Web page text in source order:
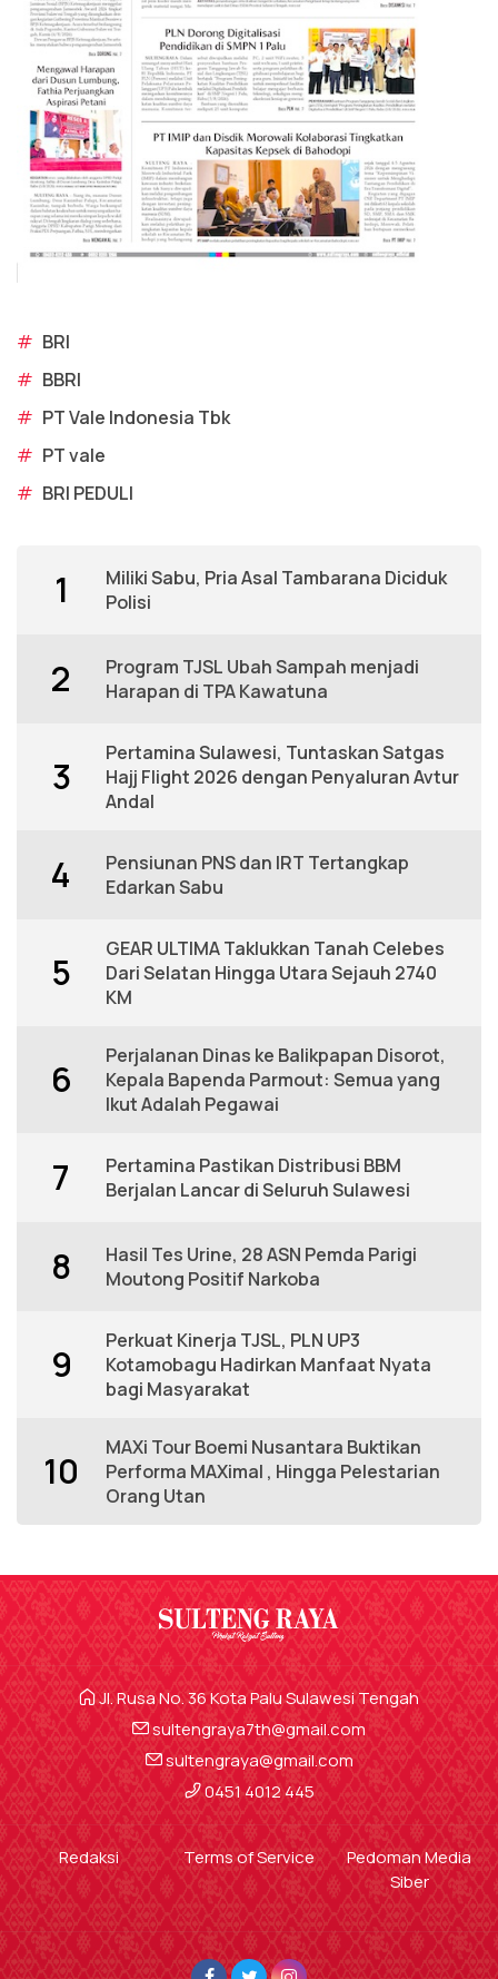
# BRI
# BBRI
# PT Vale Indonesia Tbk
# PT vale
# BRI PEDULI
1
Miliki Sabu, Pria Asal Tambarana Diciduk
Polisi
2
Program TJSL Ubah Sampah menjadi
Harapan di TPA Kawatuna
3
Pertamina Sulawesi, Tuntaskan Satgas
Hajj Flight 2026 dengan Penyaluran Avtur
Andal
4
Pensiunan PNS dan IRT Tertangkap
Edarkan Sabu
5
GEAR ULTIMA Taklukkan Tanah Celebes
Dari Selatan Hingga Utara Sejauh 2740
KM
6
Perjalanan Dinas ke Balikpapan Disorot,
Kepala Bapenda Parmout: Semua yang
Ikut Adalah Pegawai
7
Pertamina Pastikan Distribusi BBM
Berjalan Lancar di Seluruh Sulawesi
8
Hasil Tes Urine, 28 ASN Pemda Parigi
Moutong Positif Narkoba
9
Perkuat Kinerja TJSL, PLN UP3
Kotamobagu Hadirkan Manfaat Nyata
bagi Masyarakat
10
MAXi Tour Boemi Nusantara Buktikan
Performa MAXimal , Hingga Pelestarian
Orang Utan
Jl. Rusa No. 36 Kota Palu Sulawesi Tengah
sultengraya7th@gmail.com
sultengraya@gmail.com
0451 4012 445
Redaksi Terms of Service
Pedoman Media
Siber